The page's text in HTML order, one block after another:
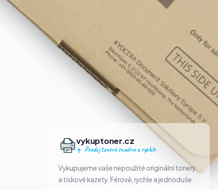
vykuptoner.cz
Prodej tonerů snadno a rychle
Vykupujeme vaše nepoužité originální tonery
a tiskové kazety. Férově, rychle a jednoduše.